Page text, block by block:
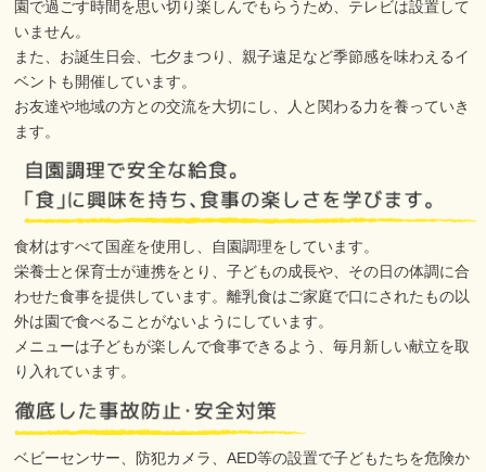
園で過ごす時間を思い切り楽しんでもらうため、テレビは設置して
いません。
また、お誕生日会、七夕まつり、親子遠足など季節感を味わえるイ
ベントも開催しています。
お友達や地域の方との交流を大切にし、人と関わる力を養っていき
ます。
食材はすべて国産を使用し、自園調理をしています。
栄養士と保育士が連携をとり、子どもの成長や、その日の体調に合
わせた食事を提供しています。離乳食はご家庭で口にされたもの以
外は園で食べることがないようにしています。
メニューは子どもが楽しんで食事できるよう、毎月新しい献立を取
り入れています。
ベビーセンサー、防犯カメラ、AED等の設置で子どもたちを危険か